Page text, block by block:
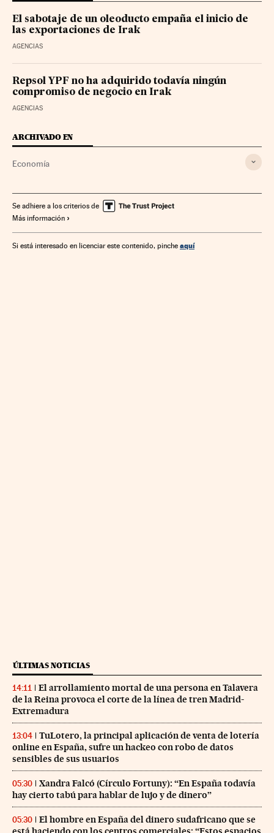
El sabotaje de un oleoducto empaña el inicio de
las exportaciones de Irak
AGENCIAS
Repsol YPF no ha adquirido todavía ningún
compromiso de negocio en Irak
AGENCIAS
ARCHIVADO EN
Economía
Se adhiere a los criterios de
Más información
Si está interesado en licenciar este contenido, pinche aquí
ÚLTIMAS NOTICIAS
14:11
El arrollamiento mortal de una persona en Talavera
de la Reina provoca el corte de la línea de tren Madrid-
Extremadura
13:04
TuLotero, la principal aplicación de venta de lotería
online en España, sufre un hackeo con robo de datos
sensibles de sus usuarios
05:30
Xandra Falcó (Círculo Fortuny): “En España todavía
hay cierto tabú para hablar de lujo y de dinero”
05:30
El hombre en España del dinero sudafricano que se